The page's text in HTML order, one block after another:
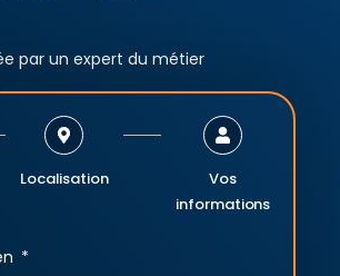
par un expert du métier
Localisation
Vos
informations